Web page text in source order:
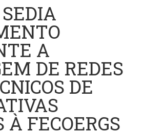
A
DE REDES
DE
FECOERGS